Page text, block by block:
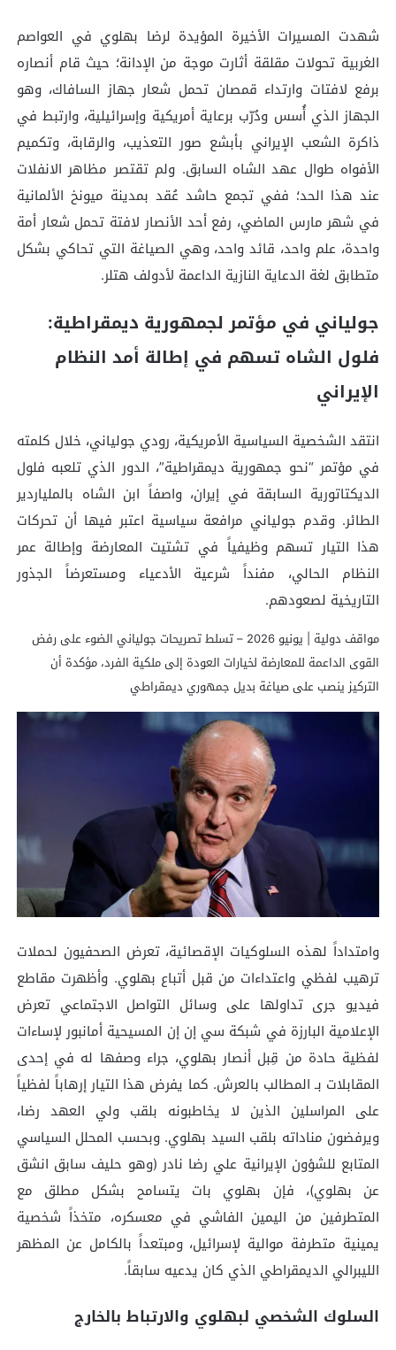
شهدت المسيرات الأخيرة المؤيدة لرضا بهلوي في العواصم
الغربية تحولات مقلقة أثارت موجة من الإدانة؛ حيث قام أنصاره
برفع لافتات وارتداء قمصان تحمل شعار جهاز السافاك، وهو
الجهاز الذي أُسس ودُرّب برعاية أمريكية وإسرائيلية، وارتبط في
ذاكرة الشعب الإيراني بأبشع صور التعذيب، والرقابة، وتكميم
الأفواه طوال عهد الشاه السابق. ولم تقتصر مظاهر الانفلات
عند هذا الحد؛ ففي تجمع حاشد عُقد بمدينة ميونخ الألمانية
في شهر مارس الماضي، رفع أحد الأنصار لافتة تحمل شعار أمة
واحدة، علم واحد، قائد واحد، وهي الصياغة التي تحاكي بشكل
متطابق لغة الدعاية النازية الداعمة لأدولف هتلر.
جولياني في مؤتمر لجمهورية ديمقراطية:
فلول الشاه تسهم في إطالة أمد النظام
الإيراني
انتقد الشخصية السياسية الأمريكية، رودي جولياني، خلال كلمته
في مؤتمر “نحو جمهورية ديمقراطية”، الدور الذي تلعبه فلول
الديكتاتورية السابقة في إيران، واصفاً ابن الشاه بالملياردير
الطائر. وقدم جولياني مرافعة سياسية اعتبر فيها أن تحركات
هذا التيار تسهم وظيفياً في تشتيت المعارضة وإطالة عمر
النظام الحالي، مفنداً شرعية الأدعياء ومستعرضاً الجذور
التاريخية لصعودهم.
مواقف دولية | يونيو 2026 – تسلط تصريحات جولياني الضوء على رفض
القوى الداعمة للمعارضة لخيارات العودة إلى ملكية الفرد، مؤكدة أن
التركيز ينصب على صياغة بديل جمهوري ديمقراطي
وامتداداً لهذه السلوكيات الإقصائية، تعرض الصحفيون لحملات
ترهيب لفظي واعتداءات من قبل أتباع بهلوي. وأظهرت مقاطع
فيديو جرى تداولها على وسائل التواصل الاجتماعي تعرض
الإعلامية البارزة في شبكة سي إن إن المسيحية أمانبور لإساءات
لفظية حادة من قِبل أنصار بهلوي، جراء وصفها له في إحدى
المقابلات بـ المطالب بالعرش. كما يفرض هذا التيار إرهاباً لفظياً
على المراسلين الذين لا يخاطبونه بلقب ولي العهد رضا،
ويرفضون مناداته بلقب السيد بهلوي. وبحسب المحلل السياسي
المتابع للشؤون الإيرانية علي رضا نادر (وهو حليف سابق انشق
عن بهلوي)، فإن بهلوي بات يتسامح بشكل مطلق مع
المتطرفين من اليمين الفاشي في معسكره، متخذاً شخصية
يمينية متطرفة موالية لإسرائيل، ومبتعداً بالكامل عن المظهر
الليبرالي الديمقراطي الذي كان يدعيه سابقاً.
السلوك الشخصي لبهلوي والارتباط بالخارج